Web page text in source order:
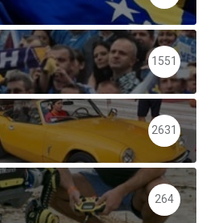
1551
2631
264